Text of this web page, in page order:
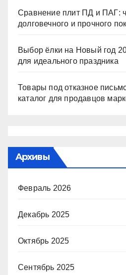
Сравнение плит ПД и ПАГ:
долговечного и прочного
Выбор ёлки на Новый год
для идеального праздника
Товары под отказное
каталог для продавцов
Архивы
Февраль 2026
Декабрь 2025
Октябрь 2025
Сентябрь 2025